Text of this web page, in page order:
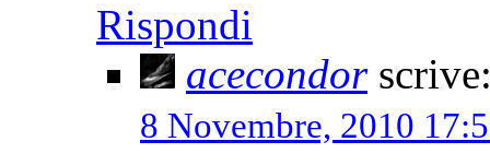
Rispondi
acecondor
8 Novembre, 2010